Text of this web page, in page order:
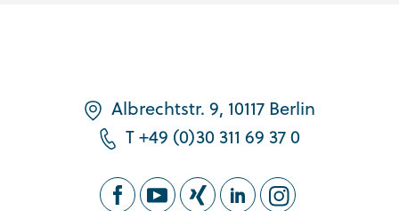
Albrechtstr. 9, 10117 Berlin
T +49 (0)30 311 69 37 0
FOLLOW US ON OUR SOCIAL MEDIA
FacebookYoutubeXing LinkedInInstagram